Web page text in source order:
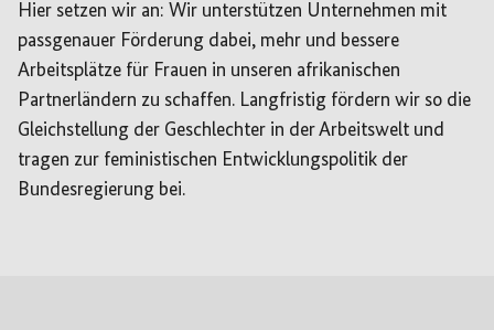
Hier setzen wir an: Wir unterstützen Unternehmen mit
passgenauer Förderung dabei, mehr und bessere
Arbeitsplätze für Frauen in unseren afrikanischen
Partnerländern zu schaffen. Langfristig fördern wir so die
Gleichstellung der Geschlechter in der Arbeitswelt und
tragen zur feministischen Entwicklungspolitik der
Bundesregierung bei.